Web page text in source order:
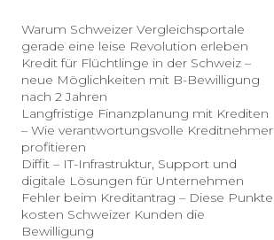
Warum Schweizer Vergleichsportale
gerade eine leise Revolution erleben
Kredit für Flüchtlinge in der Schweiz –
neue Möglichkeiten mit B-Bewilligung
nach 2 Jahren
Langfristige Finanzplanung mit Krediten
– Wie verantwortungsvolle Kreditnehmer
profitieren
Diffit – IT-Infrastruktur, Support und
digitale Lösungen für Unternehmen
Fehler beim Kreditantrag – Diese Punkte
kosten Schweizer Kunden die
Bewilligung